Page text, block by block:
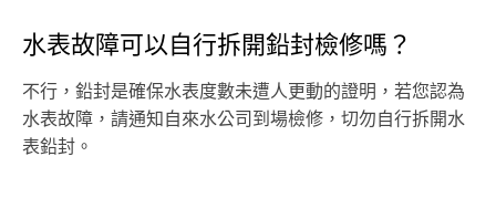
水表故障可以自行拆開鉛封檢修嗎？
不行，鉛封是確保水表度數未遭人更動的證明，若您認為
水表故障，請通知自來水公司到場檢修，切勿自行拆開水
表鉛封。